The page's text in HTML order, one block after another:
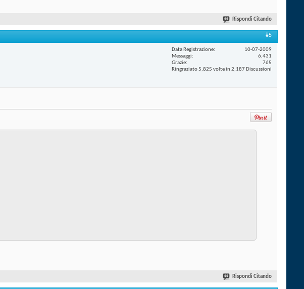
Rispondi Citando
#5
Data Registrazione
10-07-2009
Messaggi
6,431
Grazie
765
Ringraziato 5,825 volte in 2,187 Discussioni
Rispondi Citando